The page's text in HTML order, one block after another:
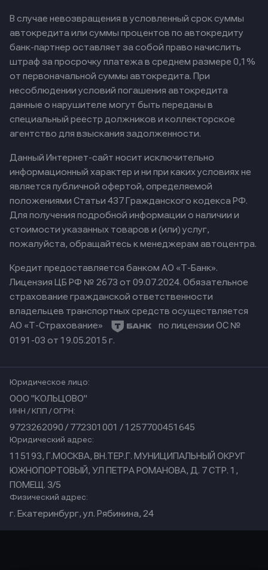
В случае невозвращения в условленный срок суммы
автокредита или суммы процентов по автокредиту
банк-партнер оставляет за собой право начислить
штраф за просрочку платежа в среднем размере 0,1%
от первоначальной суммы автокредита. При
несоблюдении условий погашения автокредита
данные о нарушителе могут быть переданы в
специальный реестр должников и коллекторское
агентство для взыскания задолженности.
Данный Интернет-сайт носит исключительно
информационный характер и ни при каких условиях не
является публичной офертой, определяемой
положениями Статьи 437 Гражданского кодекса РФ.
Для получения подробной информации о наличии и
стоимости указанных товаров и (или) услуг,
пожалуйста, обращайтесь к менеджерам автоцентра.
Кредит предоставляется банком АО «Т-Банк».
Лицензия ЦБ РФ № 2673 от 09.07.2024. Обязательное
страхование гражданской ответственности
владельцев транспортных средств осуществляется
АО «Т-Страхование»
по лицензии ОС №
0191-03 от 19.05.2015 г.
Юридическое лицо:
ООО "КОЛЬЦОВО"
ИНН / КПП / ОГРН:
9723262090 / 772301001 / 1257700451645
Юридический адрес:
115193, Г.МОСКВА, ВН.ТЕР.Г. МУНИЦИПАЛЬНЫЙ ОКРУГ
ЮЖНОПОРТОВЫЙ, УЛ ПЕТРА РОМАНОВА, Д. 7 СТР. 1,
ПОМЕЩ. 3/5
Физический адрес:
г. Екатеринбург, ул. Рябинина, 24